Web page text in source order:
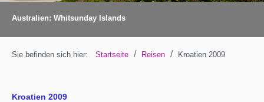
Australien: Whitsunday Islands
Sie befinden sich hier: Startseite / Reisen / Kroatien 2009
Kroatien 2009